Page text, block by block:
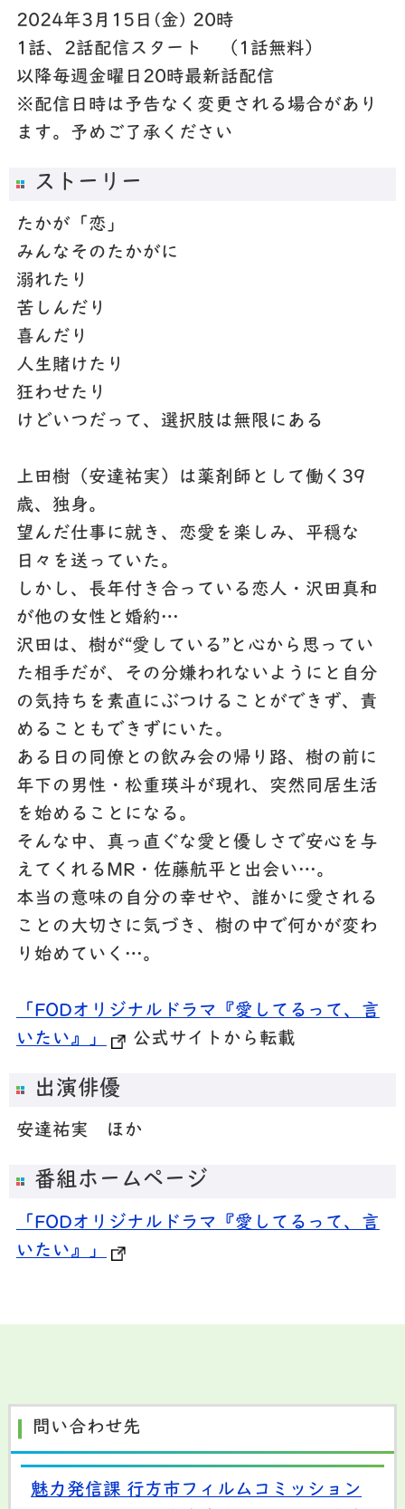
2024年3月15日(金) 20時
1話、2話配信スタート （1話無料）
以降毎週金曜日20時最新話配信
※配信日時は予告なく変更される場合があり
ます。予めご了承ください
ストーリー
たかが「恋」
みんなそのたかがに
溺れたり
苦しんだり
喜んだり
人生賭けたり
狂わせたり
けどいつだって、選択肢は無限にある
上田樹（安達祐実）は薬剤師として働く39
歳、独身。
望んだ仕事に就き、恋愛を楽しみ、平穏な
日々を送っていた。
しかし、長年付き合っている恋人・沢田真和
が他の女性と婚約…
沢田は、樹が“愛している”と心から思ってい
た相手だが、その分嫌われないようにと自分
の気持ちを素直にぶつけることができず、責
めることもできずにいた。
ある日の同僚との飲み会の帰り路、樹の前に
年下の男性・松重瑛斗が現れ、突然同居生活
を始めることになる。
そんな中、真っ直ぐな愛と優しさで安心を与
えてくれるMR・佐藤航平と出会い…。
本当の意味の自分の幸せや、誰かに愛される
ことの大切さに気づき、樹の中で何かが変わ
り始めていく…。
「FODオリジナルドラマ『愛してるって、言
いたい』」
公式サイトから転載
出演俳優
安達祐実 ほか
番組ホームページ
「FODオリジナルドラマ『愛してるって、言
いたい』」
問い合わせ先
魅力発信課 行方市フィルムコミッション